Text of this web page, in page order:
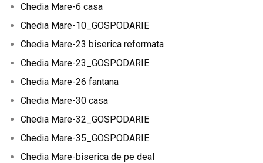
Chedia Mare-6 casa
Chedia Mare-10_GOSPODARIE
Chedia Mare-23 biserica reformata
Chedia Mare-23_GOSPODARIE
Chedia Mare-26 fantana
Chedia Mare-30 casa
Chedia Mare-32_GOSPODARIE
Chedia Mare-35_GOSPODARIE
Chedia Mare-biserica de pe deal